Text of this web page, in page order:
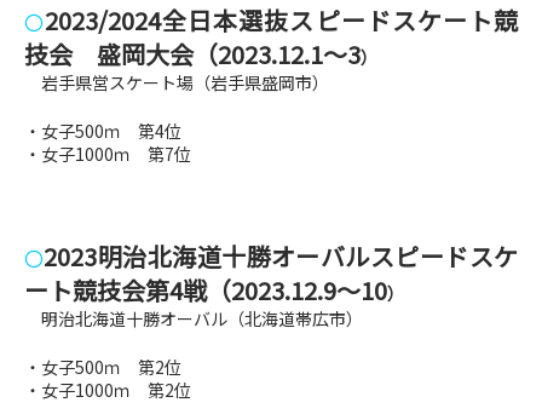
〇2023/2024全日本選抜スピードスケート競
技会 盛岡大会（2023.12.1～3）
岩手県営スケート場（岩手県盛岡市）
・女子500ｍ 第4位
・女子1000ｍ 第7位
〇2023明治北海道十勝オーバルスピードスケ
ート競技会第4戦（2023.12.9～10）
明治北海道十勝オーバル（北海道帯広市）
・女子500ｍ 第2位
・女子1000ｍ 第2位